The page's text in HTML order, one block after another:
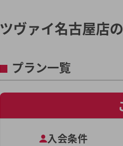
ツヴァイ名古屋店
プラン一覧
入会条件